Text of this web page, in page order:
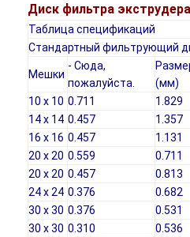
Продукция
О Компании
Наша фабрика
контроль качества
контактные данные
Новости
Диск фильтра
Таблица спецификаций
Стандартный фильтрующий
Мешки
- Сюда,
пожалуйста.
(мм)
10 х 10 0.711 1.829
14 х 14 0.457 1.357
16 х 16 0.457 1.131
20 х 20 0.559 0.711
20 х 20 0.457 0.813
24 х 24 0.376 0.682
30 х 30 0.376 0.531
30 х 30 0.310 0.536